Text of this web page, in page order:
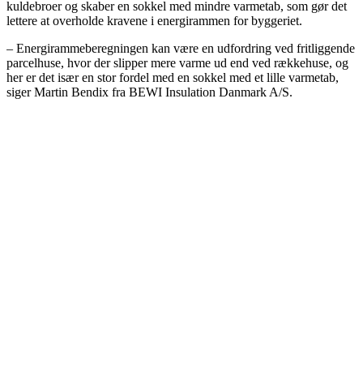
kuldebroer og skaber en sokkel med mindre varmetab, som gør det
lettere at overholde kravene i energirammen for byggeriet.
– Energirammeberegningen kan være en udfordring ved fritliggende
parcelhuse, hvor der slipper mere varme ud end ved rækkehuse, og
her er det især en stor fordel med en sokkel med et lille varmetab,
siger Martin Bendix fra BEWI Insulation Danmark A/S.